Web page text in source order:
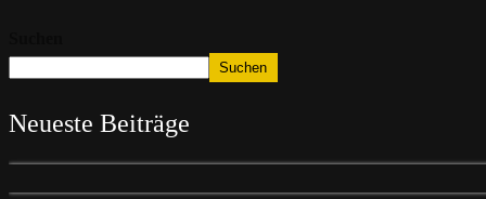
Suchen
Neueste Beiträge